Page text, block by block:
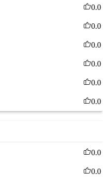
0.0
0.0
0.0
0.0
0.0
0.0
0.0
0.0